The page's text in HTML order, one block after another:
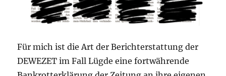
Für mich ist die Art der Berichterstattung der
DEWEZET im Fall Lügde eine fortwährende